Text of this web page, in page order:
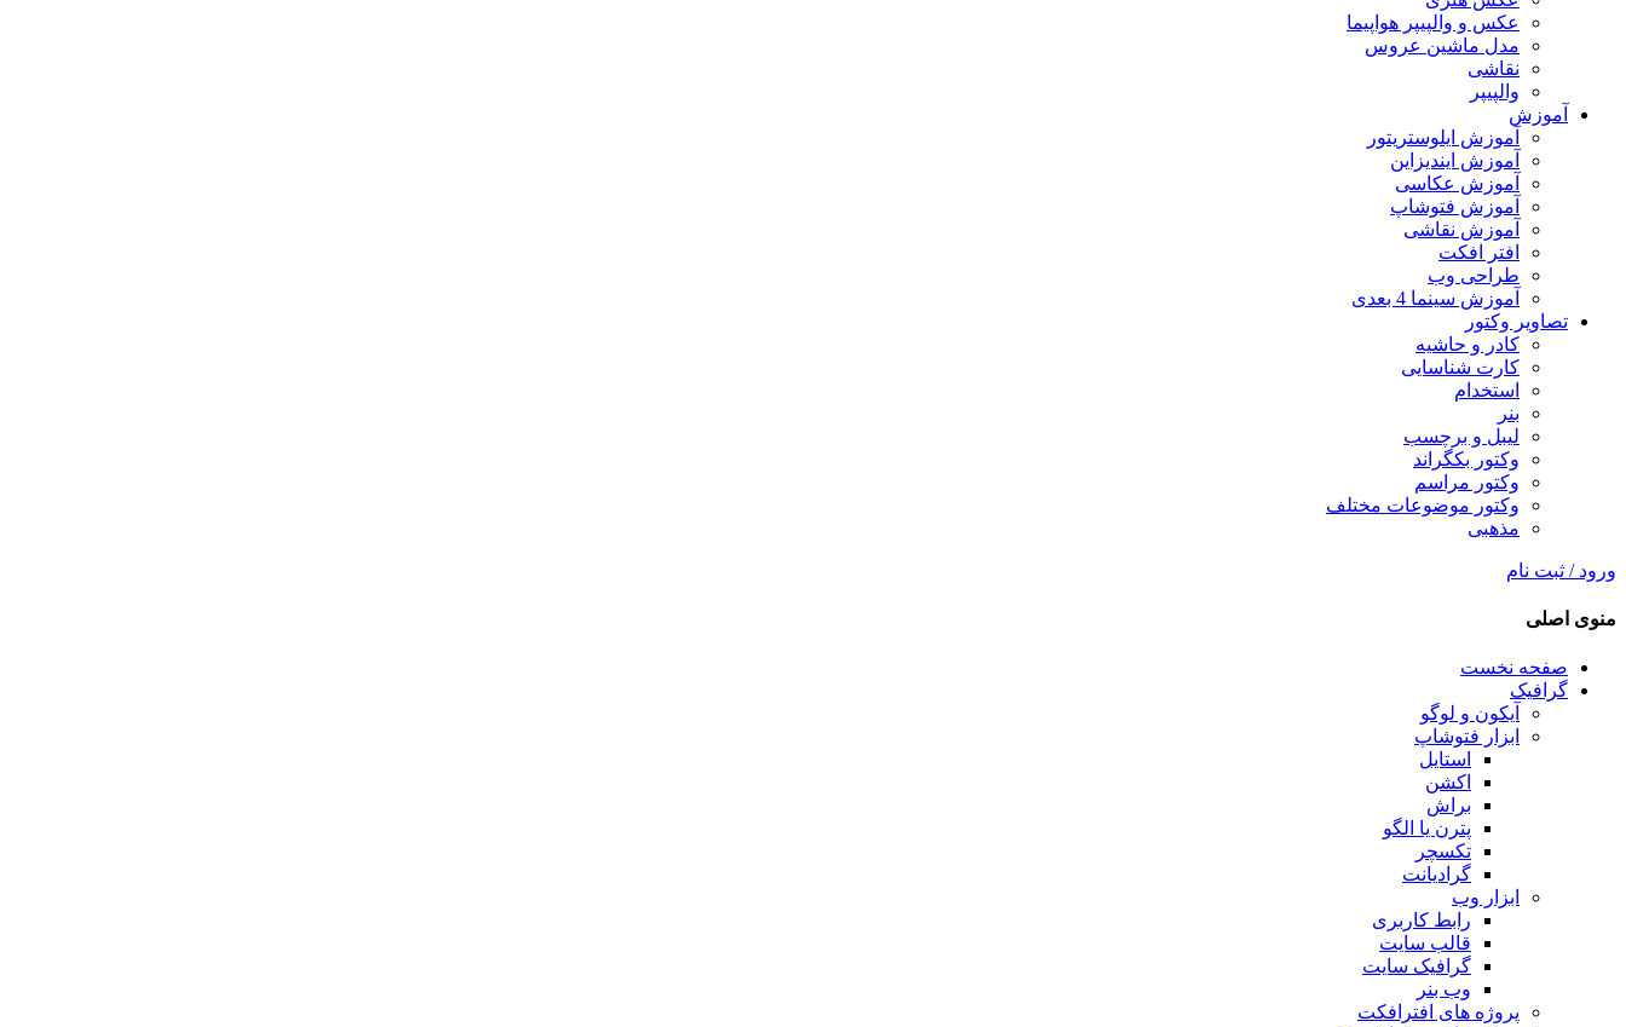
عکس و والپیپر هواپیما
مدل ماشین عروس
نقاشی
والپیپر
آموزش
آموزش ایلوستریتور
آموزش ایندیزاین
آموزش عکاسی
آموزش فتوشاپ
آموزش نقاشی
افتر افکت
طراحی وب
آموزش سینما 4 بعدی
تصاویر وکتور
کادر و حاشیه
کارت شناسایی
استخدام
بنر
لیبل و برچسب
وکتور بکگراند
وکتور مراسم
وکتور موضوعات مختلف
مذهبی
ورود / ثبت نام
منوی اصلی
صفحه نخست
گرافیک
آیکون و لوگو
ابزار فتوشاپ
استایل
اکشن
براش
پترن یا الگو
تکسچر
گرادیانت
ابزار وب
رابط کاربری
قالب سایت
گرافیک سایت
وب بنر
پروژه های افترافکت